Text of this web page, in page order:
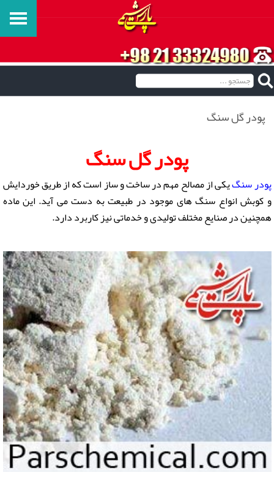
پودر گل سنگ
پودر گل سنگ
پودر سنگیکی از مصالح مهم در ساخت و ساز است که از طریق خوردایش
و کوبش انواع سنگ های موجود در طبیعت به دست می آید. این ماده
همچنین در صنایع مختلف تولیدی و خدماتی نیز کاربرد دارد.